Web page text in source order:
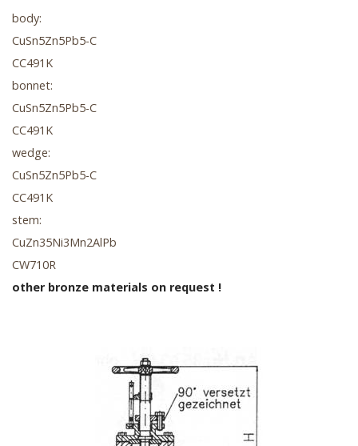
body:
CuSn5Zn5Pb5-C
CC491K
bonnet:
CuSn5Zn5Pb5-C
CC491K
wedge:
CuSn5Zn5Pb5-C
CC491K
stem:
CuZn35Ni3Mn2AlPb
CW710R
other bronze materials on request !